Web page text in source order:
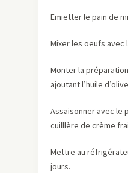
Emietter le pain de
Mixer les oeufs avec
Monter la
ajoutant l’huile
Assaisonner avec le
cuilllère de crème
Mettre au
jours.